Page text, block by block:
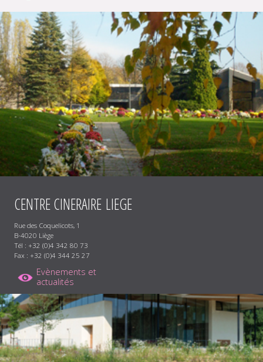
CENTRECINERAIRELIEGE
Rue des Coquelicots, 1
B-4020 Liège
Tél : +32 (0)4 342 80 73
Fax : +32 (0)4 344 25 27
Evènements et
actualités